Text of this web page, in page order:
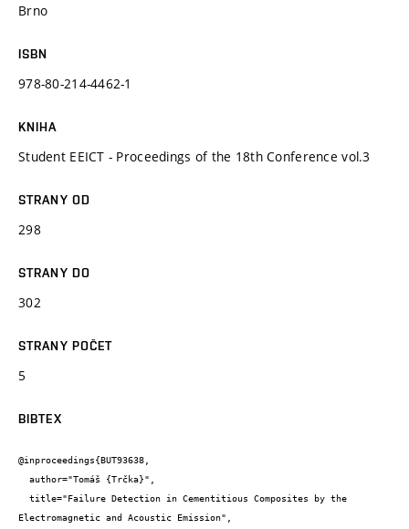
Brno
ISBN
978-80-214-4462-1
KNIHA
Student EEICT - Proceedings of the 18th Conference vol.3
STRANY OD
298
STRANY DO
302
STRANY POČET
5
BIBTEX
@inproceedings{BUT93638,
Electromagnetic and Acoustic Emission",